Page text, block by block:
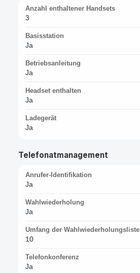
Anzahl enthaltener Handsets
3
Basisstation
Ja
Betriebsanleitung
Ja
Headset enthalten
Ja
Ladegerät
Ja
Telefonatmanagement
Anrufer-Identifikation
Ja
Wahlwiederholung
Ja
Umfang der Wahlwiederholungsliste
10
Telefonkonferenz
Ja